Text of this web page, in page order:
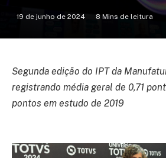
19 de junho de 2024 8 Mins de leitura
Segunda edição do IPT da
registrando média geral de 0,71
pontos em estudo de 2019